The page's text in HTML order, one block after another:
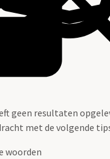
geen resultaten
met de volgende
woorden